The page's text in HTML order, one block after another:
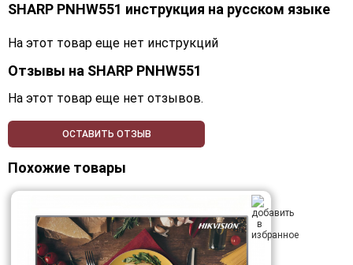
SHARP PNHW551 инструкция на русском языке
На этот товар еще нет инструкций
Отзывы на SHARP PNHW551
На этот товар еще нет отзывов.
ОСТАВИТЬ ОТЗЫВ
Похожие товары